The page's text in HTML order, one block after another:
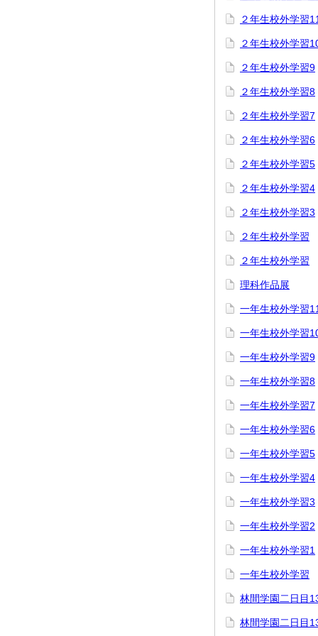
２年生校外学習11
２年生校外学習
２年生校外学習9
２年生校外学習8
２年生校外学習7
２年生校外学習6
２年生校外学習5
２年生校外学習4
２年生校外学習3
２年生校外学習
２年生校外学習
理科作品展
一年生校外学習11
一年生校外学習
一年生校外学習9
一年生校外学習8
一年生校外学習7
一年生校外学習6
一年生校外学習5
一年生校外学習4
一年生校外学習3
一年生校外学習2
一年生校外学習1
一年生校外学習
林間学園二日目
林間学園二日目